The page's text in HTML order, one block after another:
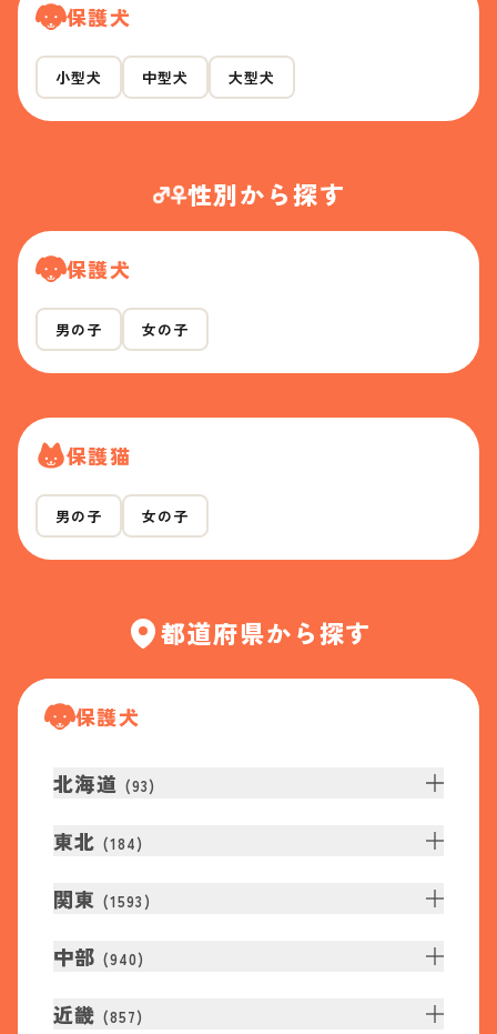
保護犬
小型犬 中型犬 大型犬
性別から探す
保護犬
男の子 女の子
保護猫
男の子 女の子
都道府県から探す
保護犬
北海道 (93)
東北 (184)
関東 (1593 )
中部 (940)
近畿 (857)